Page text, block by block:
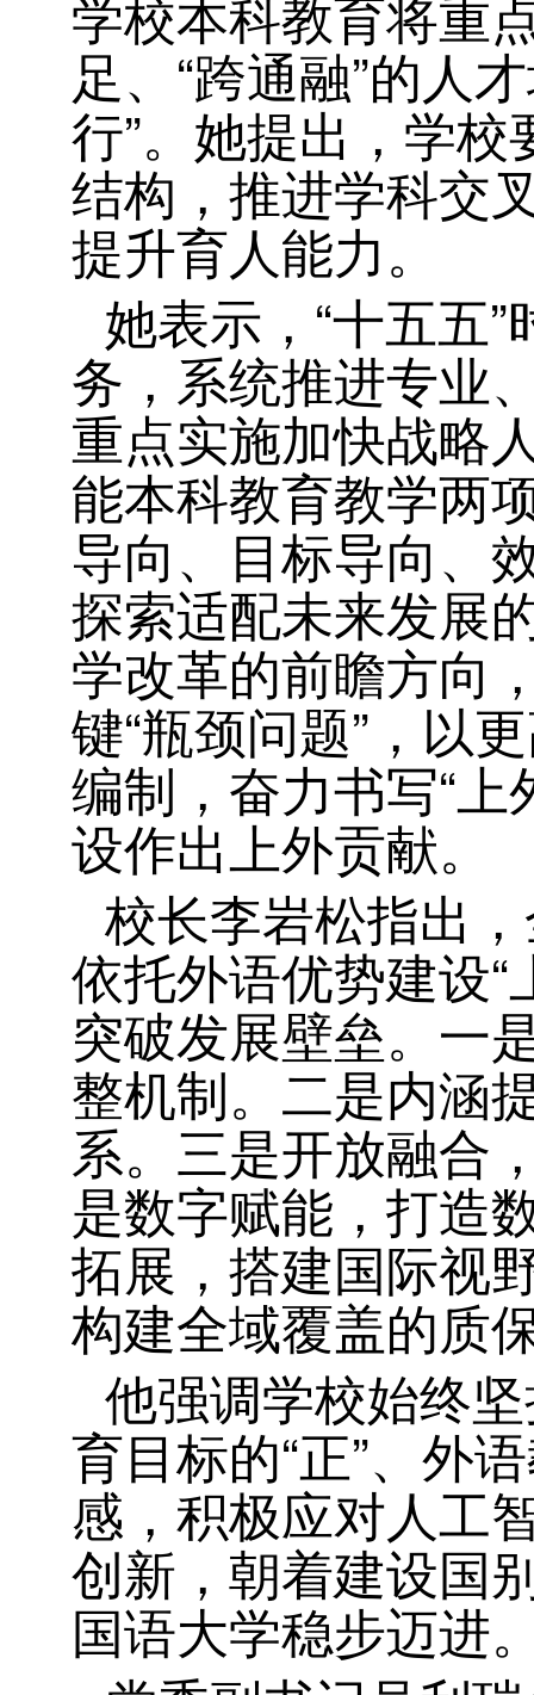
学校本科教育将重
足、“跨通融”的人
行”。她提出，学
结构，推进学科交
提升育人能力。
她表示，“十五五
务，系统推进专业
重点实施加快战略
能本科教育教学两
导向、目标导向、
探索适配未来发展
学改革的前瞻方向
键“瓶颈问题”，以
编制，奋力书写“
设作出上外贡献。
校长李岩松指出
依托外语优势建设
突破发展壁垒。一
整机制。二是内涵
系。三是开放融合
是数字赋能，打造
拓展，搭建国际视
构建全域覆盖的质
他强调学校始终
育目标的“正”、外
感，积极应对人工
创新，朝着建设国
国语大学稳步迈进